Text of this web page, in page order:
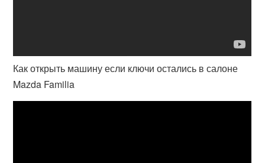
Как открыть машину если ключи остались в салоне
Mazda Familia